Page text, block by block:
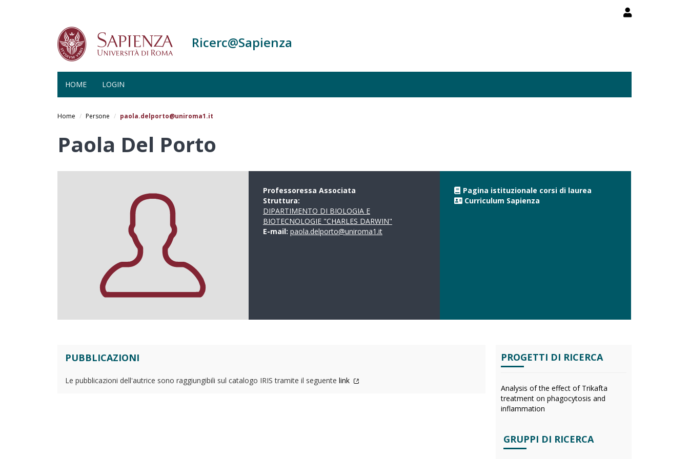
Ricerc@Sapienza
HOME LOGIN
Home Persone paola.delporto@uniroma1.it
Paola Del Porto
Professoressa Associata
Struttura:
DIPARTIMENTO DI BIOLOGIA E
BIOTECNOLOGIE "CHARLES DARWIN"
E-mail: paola.delporto@uniroma1.it
Pagina istituzionale corsi di laurea
Curriculum Sapienza
PUBBLICAZIONI
Le pubblicazioni dell'autrice sono raggiungibili sul catalogo IRIS tramite il seguente link
PROGETTI DI RICERCA
Analysis of the effect of Trikafta
treatment on phagocytosis and
inflammation
GRUPPI DI RICERCA